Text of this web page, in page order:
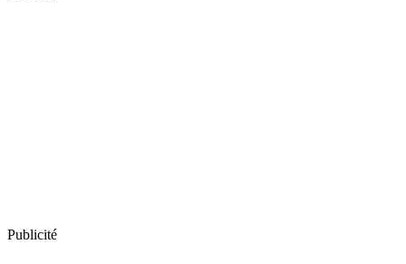
Publicité